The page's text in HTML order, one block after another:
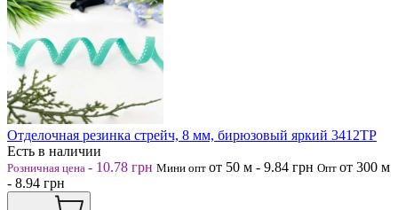
Отделочная резинка стрейч, 8 мм, бирюзовый яркий 3412ТР
Есть в наличии
Розничная цена - 10.78 грн Мини опт от 50 м - 9.84 грн Опт от 300 м
- 8.94 грн